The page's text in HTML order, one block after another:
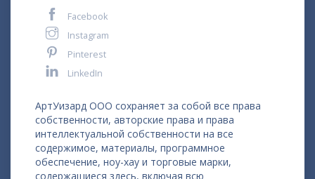
Facebook
Instagram
Pinterest
LinkedIn
АртУизард ООО сохраняет за собой все права
собственности, авторские права и права
интеллектуальной собственности на все
содержимое, материалы, программное
обеспечение, ноу-хау и торговые марки,
содержащиеся здесь, включая всю